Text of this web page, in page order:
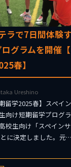
ラで7日間体験
グラムを開催
春】
Ureshino
留学2025春】スペイ
向け短期留学プログ
校生向け「スペイン
に決定しました。元…